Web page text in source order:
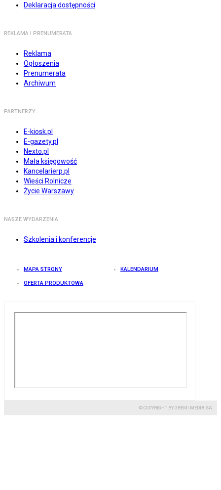
Deklaracja dostępności
REKLAMA I PRENUMERATA
Reklama
Ogłoszenia
Prenumerata
Archiwum
PARTNERZY
E-kiosk.pl
E-gazety.pl
Nexto.pl
Mała księgowość
Kancelarierp.pl
Wieści Rolnicze
Życie Warszawy
NASZE WYDARZENIA
Szkolenia i konferencje
MAPA STRONY KALENDARIUM
OFERTA PRODUKTOWA
© COPYRIGHT BY GREMI MEDIA SA